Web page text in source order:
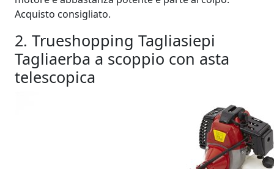
Acquisto consigliato.
2. Trueshopping Tagliasiepi
Tagliaerba a scoppio con asta
telescopica